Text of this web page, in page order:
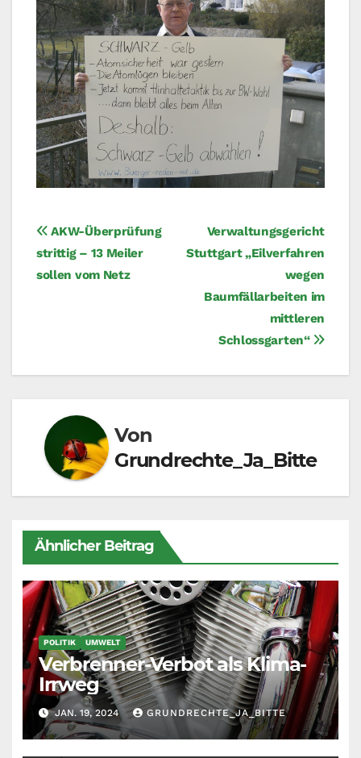
Beitragsnavigation
Verwaltungsgericht
Stuttgart „Eilverfahren
wegen
Baumfällarbeiten im
mittleren
Schlossgarten“
AKW-Überprüfung
strittig – 13 Meiler
sollen vom Netz
Von
Grundrechte_Ja_Bitte
Ähnlicher Beitrag
POLITIK UMWELT
Verbrenner-Verbot als Klima-
Irrweg
JAN. 19, 2024 GRUNDRECHTE_JA_BITTE